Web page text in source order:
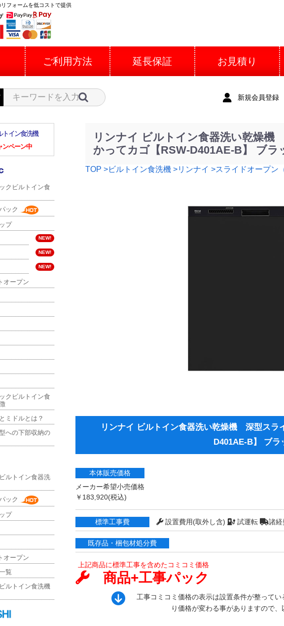
フォームを低コストで提供
ご利用方法 延長保証 お見積り
新規会員登録
トイン食洗機
ンペーン中
クビルトイン食
ック
プ
NEW!
NEW!
NEW!
オープン
クビルトイン食
ミドルとは？
への下部収納の
ルトイン食器洗
ック
プ
オープン
覧
ルトイン食洗機
リンナイ ビルトイン食器洗い乾燥
かってカゴ【RSW-D401AE-B】 ブラ
TOP >ビルトイン食洗機 >リンナイ >スライドオープン
リンナイ ビルトイン食器洗い乾燥機 深型スラ
D401AE-B】 ブラ
本体販売価格
メーカー希望小売価格
￥183,920(税込)
標準工事費 設置費用(取外し含) 試運転 諸経
既存品・梱包材処分費
上記商品に標準工事を含めたコミコミ価格
商品+工事パック
工事コミコミ価格の表示は設置条件が整って
り価格が変わる事がありますので